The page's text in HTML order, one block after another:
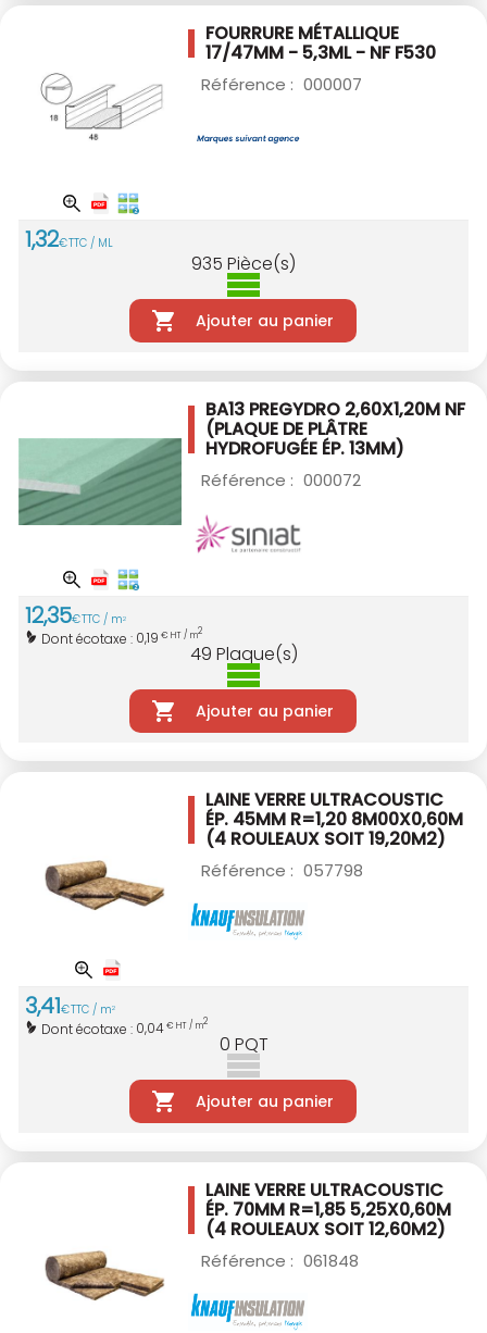
FOURRURE MÉTALLIQUE
17/47MM - 5,3ML - NFF530
Référence : 000007
1,32€TTC / ML
935 Pièce(s)
Ajouter au panier
BA13 PREGYDRO 2,60X1,20M NF
(PLAQUE DE PLÂTRE
HYDROFUGÉE ÉP. 13MM)
Référence : 000072
12,35€TTC / m2
Dont écotaxe : 0,19 € HT / m2
49 Plaque(s)
Ajouter au panier
LAINE VERRE ULTRACOUSTIC
ÉP. 45MM R=1,20 8M00X0,60M
(4 ROULEAUX SOIT 19,20M2)
Référence : 057798
3,41€TTC / m2
Dont écotaxe : 0,04€ HT / m2
0 PQT
Ajouter au panier
LAINE VERRE ULTRACOUSTIC
ÉP. 70MM R=1,855,25X0,60M
(4 ROULEAUX SOIT 12,60M2)
Référence : 061848